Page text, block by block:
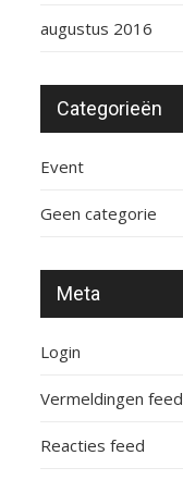
augustus 2016
Categorieën
Event
Geen categorie
Meta
Login
Vermeldingen feed
Reacties feed